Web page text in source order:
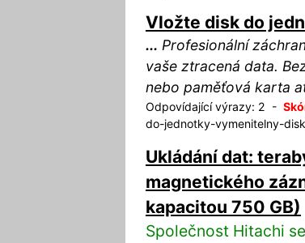
Vložte disk do
... Profesionální
vaše ztracená data.
nebo paměťová karta
Odpovídající výrazy: 2 -
do-jednotky-vymenitelny-
Ukládání dat:
magnetického
kapacitou 750 GB)
Společnost Hitachi